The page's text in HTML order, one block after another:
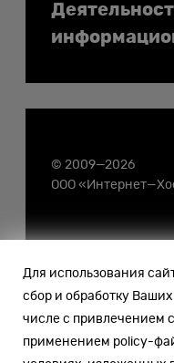
© 2009—2026
ООО
Для использования
сбор и обработку
числе с привлечением
применением policy-